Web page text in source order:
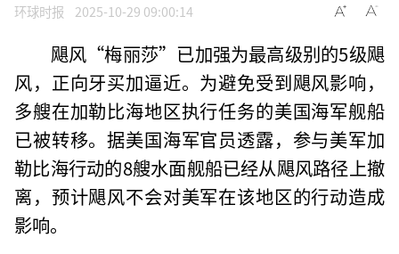
环球时报 2025-10-29 09:00:14
飓风“梅丽莎”已加强为最高级别的5级飓
风，正向牙买加逼近。为避免受到飓风影响，
多艘在加勒比海地区执行任务的美国海军舰船
已被转移。据美国海军官员透露，参与美军加
勒比海行动的8艘水面舰船已经从飓风路径上撤
离，预计飓风不会对美军在该地区的行动造成
影响。